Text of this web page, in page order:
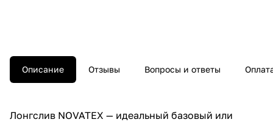
Описание Отзывы Вопросы и ответы
Лонгслив NOVATEX — идеальный базовый или